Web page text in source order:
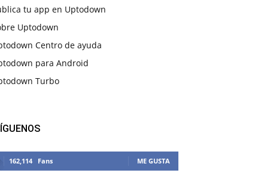
tu app en Uptodown
Uptodown
Centro de ayuda
para Android
Turbo
162,114 Fans ME GUSTA